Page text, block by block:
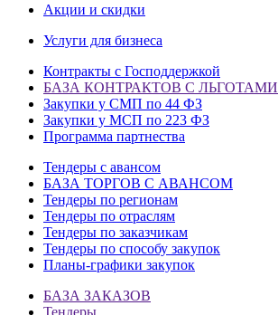
Акции и скидки
Услуги для бизнеса
Контракты с Господдержкой
БАЗА КОНТРАКТОВ С ЛЬГОТАМИ
Закупки у СМП по 44 ФЗ
Закупки у МСП по 223 ФЗ
Программа партнества
Тендеры с авансом
БАЗА ТОРГОВ С АВАНСОМ
Тендеры по регионам
Тендеры по отраслям
Тендеры по заказчикам
Тендеры по способу закупок
Планы-графики закупок
БАЗА ЗАКАЗОВ
Тендеры